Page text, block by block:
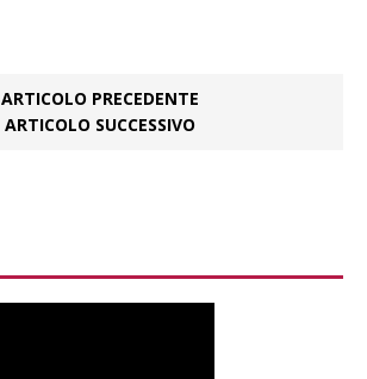
ARTICOLO PRECEDENTE
ARTICOLO SUCCESSIVO